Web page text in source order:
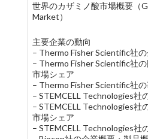
世界のカザミノ酸市場概要（
Market）
主要企業の動向
– Thermo Fisher Scientific社
– Thermo Fisher Scientific社
市場シェア
– Thermo Fisher Scientific社
– STEMCELL Technologies社
– STEMCELL Technologies社
市場シェア
– STEMCELL Technologies社